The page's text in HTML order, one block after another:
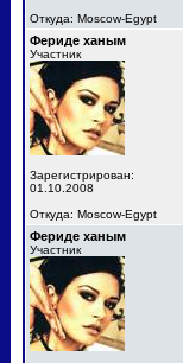
Откуда: Moscow-Egypt
Фериде ханым
Участник
Зарегистрирован:
01.10.2008
Откуда: Moscow-Egypt
Фериде ханым
Участник